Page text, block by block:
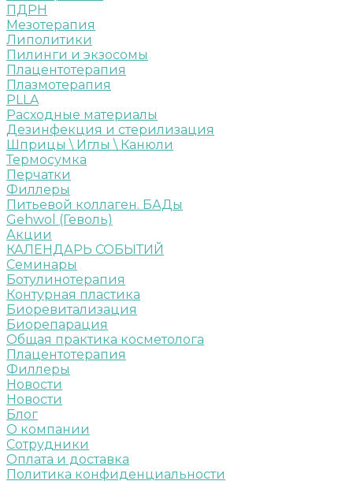
ПДРН
Мезотерапия
Липолитики
Пилинги и экзосомы
Плацентотерапия
Плазмотерапия
PLLA
Расходные материалы
Дезинфекция и стерилизация
Шприцы \ Иглы \ Канюли
Термосумка
Перчатки
Филлеры
Питьевой коллаген. БАДы
Gehwol (Геволь)
Акции
КАЛЕНДАРЬ СОБЫТИЙ
Семинары
Ботулинотерапия
Контурная пластика
Биоревитализация
Биорепарация
Общая практика косметолога
Плацентотерапия
Филлеры
Новости
Новости
Блог
О компании
Сотрудники
Оплата и доставка
Политика конфиденциальности